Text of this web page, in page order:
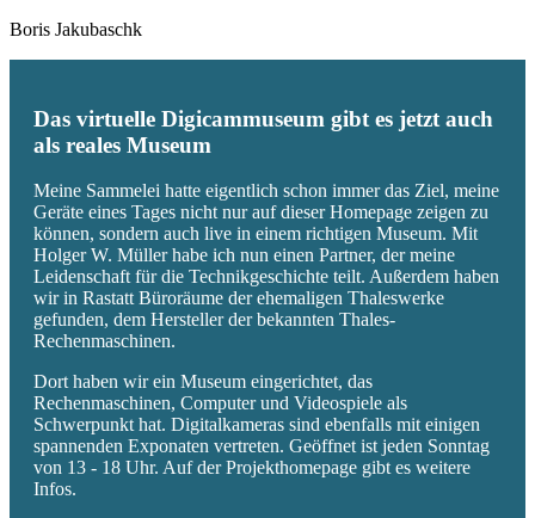
Boris Jakubaschk
Das virtuelle Digicammuseum gibt es jetzt auch
als reales Museum
Meine Sammelei hatte eigentlich schon immer das Ziel, meine
Geräte eines Tages nicht nur auf dieser Homepage zeigen zu
können, sondern auch live in einem richtigen Museum. Mit
Holger W. Müller habe ich nun einen Partner, der meine
Leidenschaft für die Technikgeschichte teilt. Außerdem haben
wir in Rastatt Büroräume der ehemaligen Thaleswerke
gefunden, dem Hersteller der bekannten Thales-
Rechenmaschinen.
Dort haben wir ein Museum eingerichtet, das
Rechenmaschinen, Computer und Videospiele als
Schwerpunkt hat. Digitalkameras sind ebenfalls mit einigen
spannenden Exponaten vertreten. Geöffnet ist jeden Sonntag
von 13 - 18 Uhr. Auf der Projekthomepage gibt es weitere
Infos.